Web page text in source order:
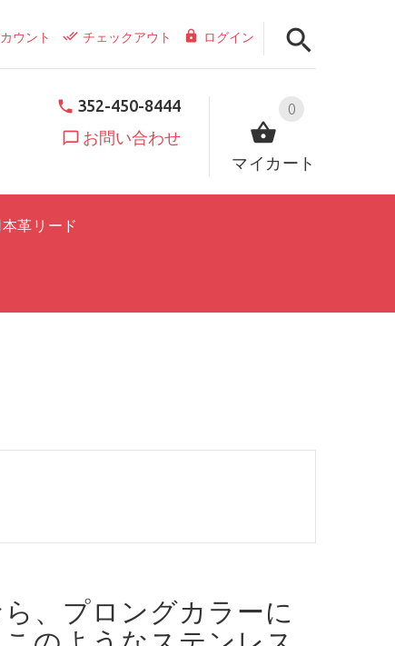
ウント チェックアウト ログイン
0
マイカート
352-450-8444
お問い合わせ
革リード
、プロングカラーに